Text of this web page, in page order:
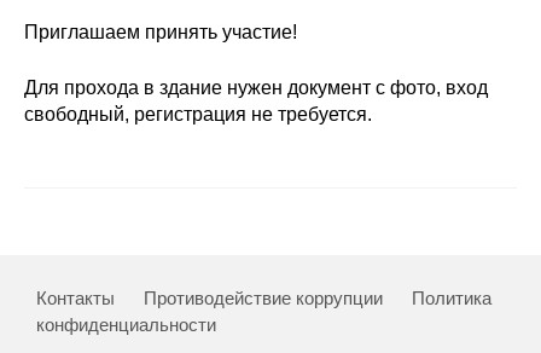
Краткосрочный прогноз
Оценка индекса промышленного
производства
Образование и карьера
Приглашаем принять участие!
Для прохода в здание нужен документ с фото, вход
свободный, регистрация не требуется.
Контакты Противодействие коррупции
Политика
конфиденциальности